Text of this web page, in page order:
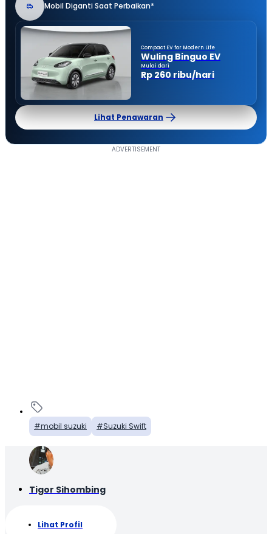
Mobil Diganti Saat Perbaikan*
Compact EV for Modern Life
Wuling Binguo EV
Mulai dari
Rp 260 ribu/hari
Lihat Penawaran
mobil suzuki Suzuki Swift
Tigor Sihombing
Lihat Profil